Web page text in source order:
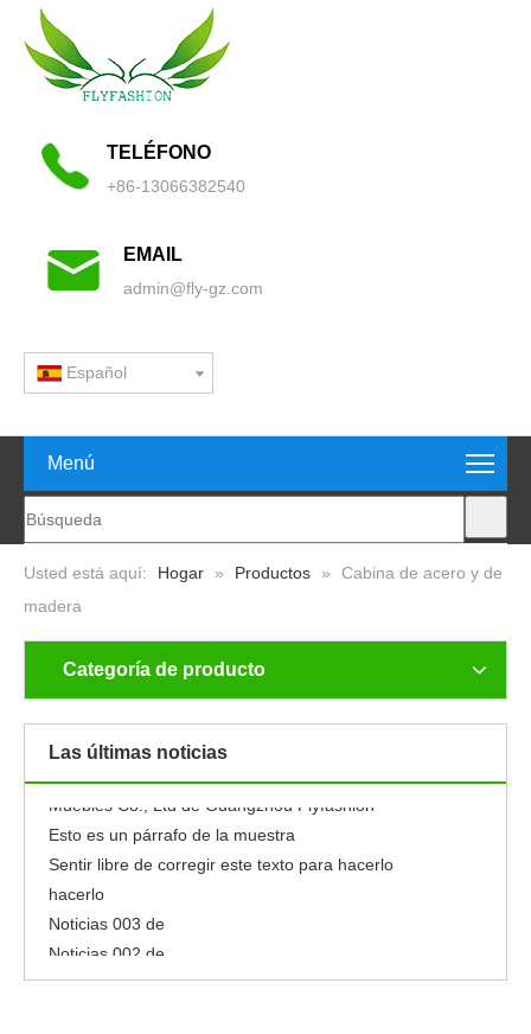
TELÉFONO
+86-13066382540
EMAIL
admin@fly-gz.com
Español
Menú
Usted está aquí: Hogar » Productos »
Cabina de acero y de
madera
Categoría de producto
Las últimas noticias
Noticias 001 de
Esto es un párrafo de la muestra
Sentir libre de corregir este texto para hacerlo
hacerlo
Noticias 003 de
Noticias 002 de
Noticias 001 de